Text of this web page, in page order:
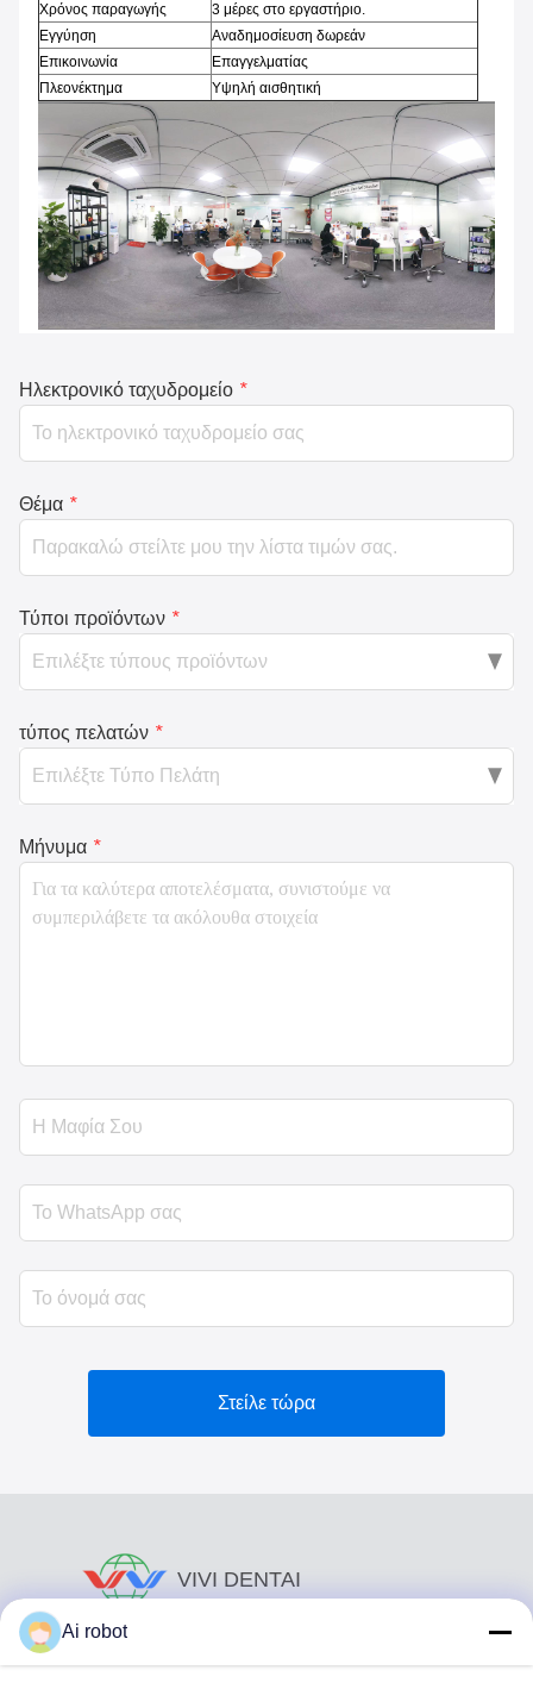
Χρόνος παραγωγής
3 μέρες στο εργαστήριο.
Εγγύηση
Αναδημοσίευση δωρεάν
Επικοινωνία
Επαγγελματίας
Πλεονέκτημα
Υψηλή αισθητική
Ηλεκτρονικό ταχυδρομείο *
Θέμα *
Τύποι προϊόντων *
τύπος πελατών *
Μήνυμα *
Στείλε τώρα
VIVI DENTAI
Ai robot